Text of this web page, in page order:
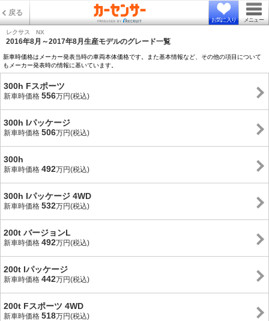
戻る
お気に入り メニュー
レクサス NX
2016年8月～2017年8月生産モデルのグレード一覧
新車時価格はメーカー発表当時の車両本体価格です。また基本情報など、その他の項目について
もメーカー発表時の情報に基いています。
300h Fスポーツ
新車時価格 556万円(税込)
300h Iパッケージ
新車時価格 506万円(税込)
300h
新車時価格 492万円(税込)
300h Iパッケージ 4WD
新車時価格 532万円(税込)
200t バージョンL
新車時価格 492万円(税込)
200t Iパッケージ
新車時価格 442万円(税込)
200t Fスポーツ 4WD
新車時価格 518万円(税込)